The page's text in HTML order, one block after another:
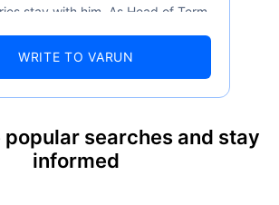
stay with him. As Head of Term
— 52.4% of Indians are aware
sees a family that just needed
to sit with them, explain it simply,
WRITE TO VARUN
popular searches and stay
informed